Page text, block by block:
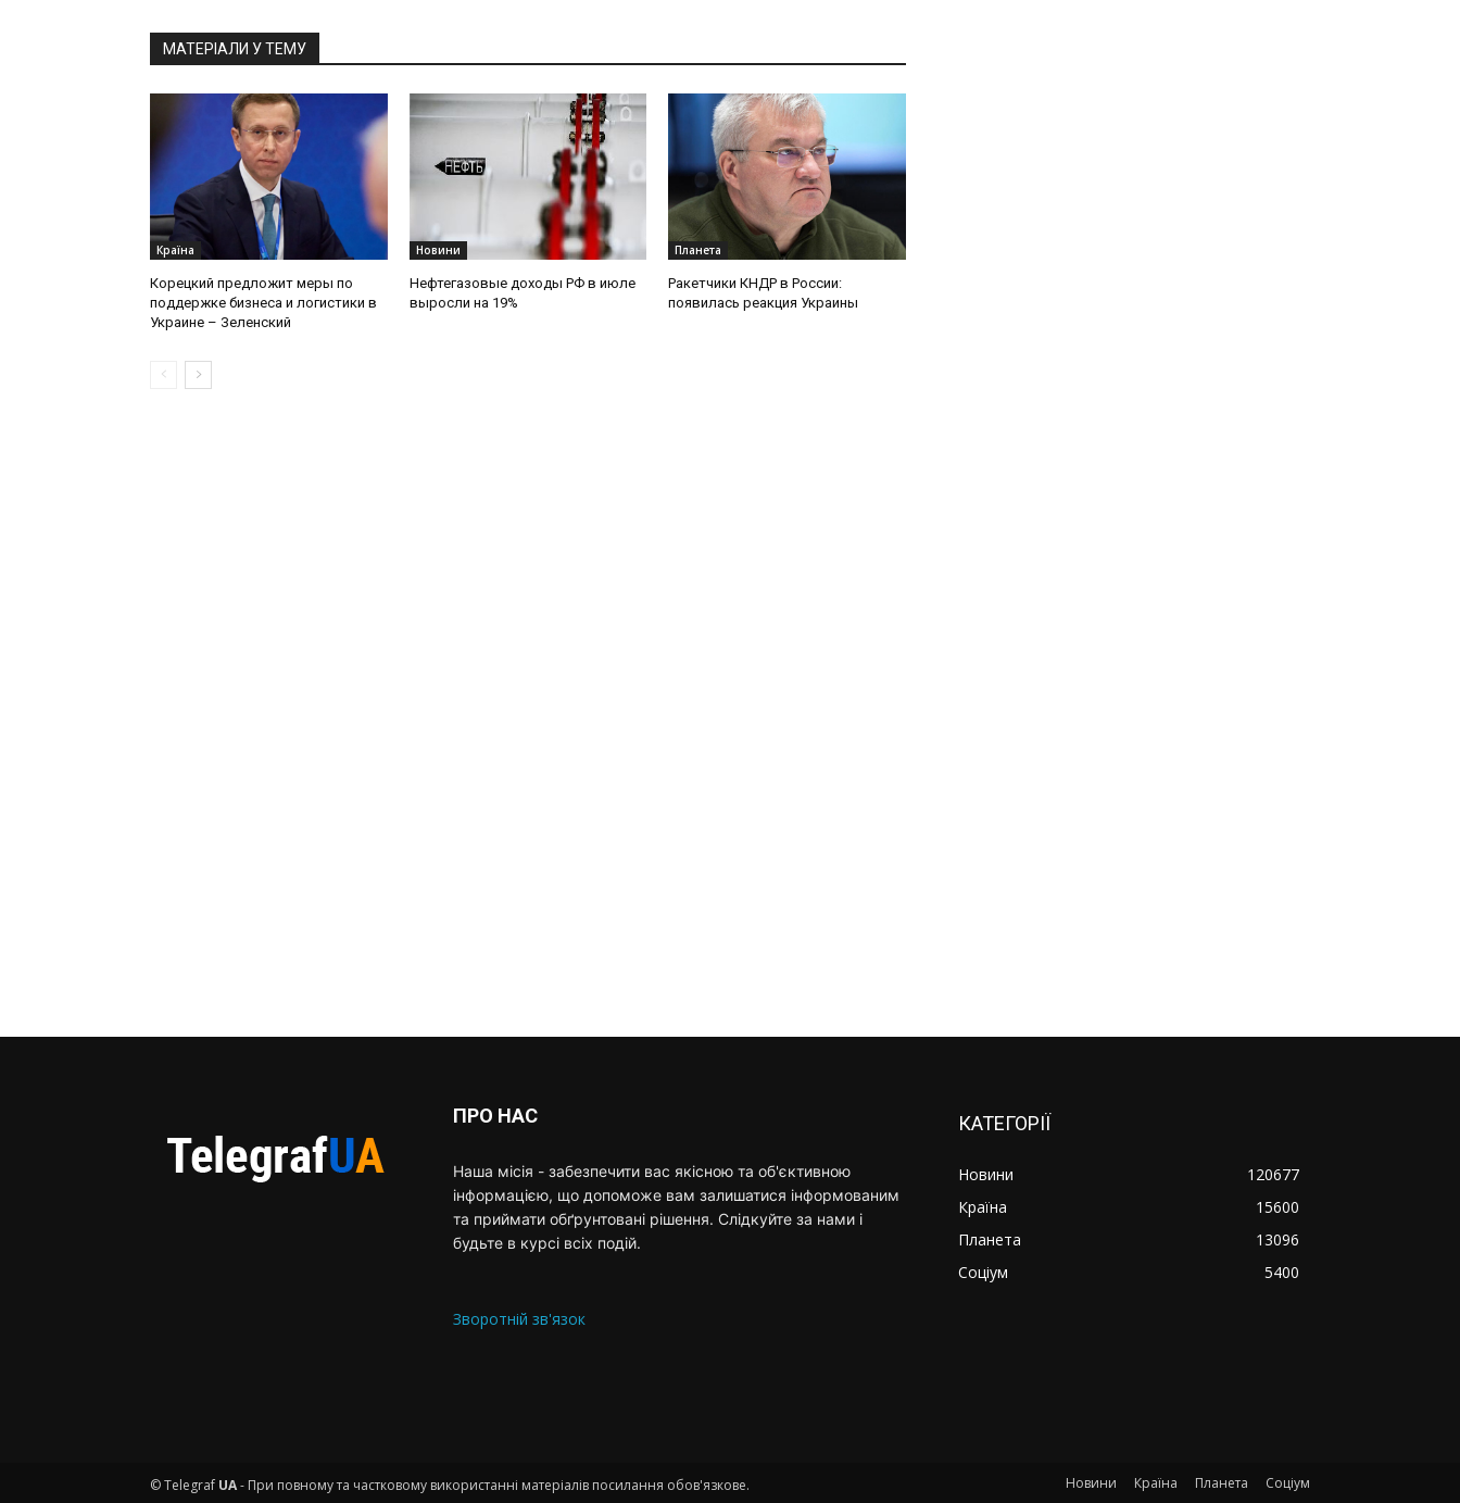
МАТЕРІАЛИ У ТЕМУ
Країна
Корецкий предложит меры по
поддержке бизнеса и логистики в
Украине – Зеленский
Новини
Нефтегазовые доходы РФ в июле
выросли на 19%
Планета
Ракетчики КНДР в России:
появилась реакция Украины
ПРО НАС
Наша місія - забезпечити вас якісною та об'єктивною
інформацією, що допоможе вам залишатися інформованим
та приймати обґрунтовані рішення. Слідкуйте за нами і
будьте в курсі всіх подій.
Зворотній зв'язок
КАТЕГОРІЇ
Новини
120677
Країна
15600
Планета
13096
Соціум
5400
© Telegraf UA- При повному та частковому використанні матеріалів посилання обов'язкове. Новини Країна Планета Соціум